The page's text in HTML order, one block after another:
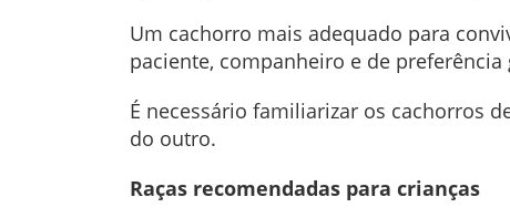
Um cachorro mais adequado para
paciente, companheiro e de
É necessário familiarizar os cachorros
do outro.
Raças recomendadas para crianças